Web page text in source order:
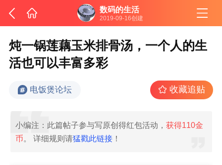
数码的生活
2019-09-16创建
炖一锅莲藕玉米排骨汤，一个人的生
活也可以丰富多彩
电饭煲论坛 收藏追贴
小编注：此篇帖子参与写原创得红包活动，获得110金
币。 详细规则请猛戳此链接 ！